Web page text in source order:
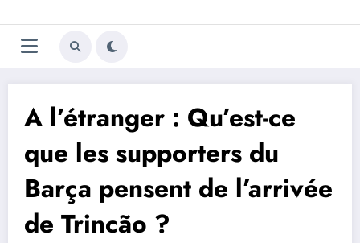
au
contenu
Trivela
L'actualité du football
A l’étranger : Qu’est-ce
que les supporters du
Barça pensent de l’arrivée
de Trincão ?